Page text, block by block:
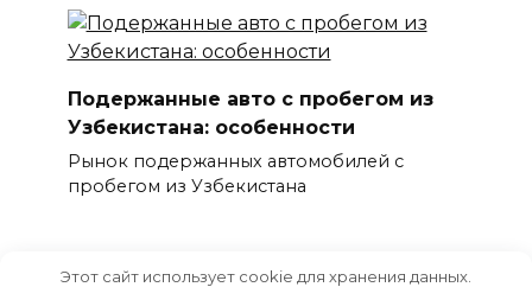
Подержанные авто с пробегом из
Узбекистана: особенности
Рынок подержанных автомобилей с
пробегом из Узбекистана
Этот сайт использует cookie для хранения данных.